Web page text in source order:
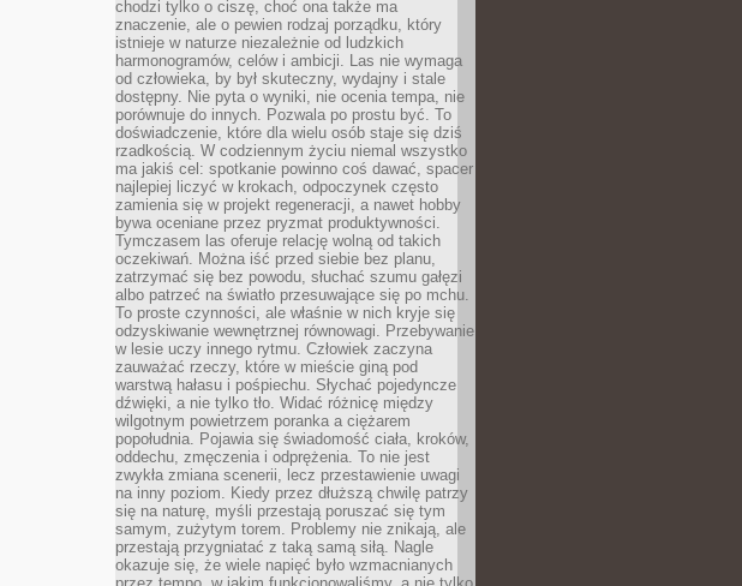
chodzi tylko o ciszę, choć ona także ma
znaczenie, ale o pewien rodzaj porządku, który
istnieje w naturze niezależnie od ludzkich
harmonogramów, celów i ambicji. Las nie wymaga
od człowieka, by był skuteczny, wydajny i stale
dostępny. Nie pyta o wyniki, nie ocenia tempa, nie
porównuje do innych. Pozwala po prostu być. To
doświadczenie, które dla wielu osób staje się dziś
rzadkością. W codziennym życiu niemal wszystko
ma jakiś cel: spotkanie powinno coś dawać, spacer
najlepiej liczyć w krokach, odpoczynek często
zamienia się w projekt regeneracji, a nawet hobby
bywa oceniane przez pryzmat produktywności.
Tymczasem las oferuje relację wolną od takich
oczekiwań. Można iść przed siebie bez planu,
zatrzymać się bez powodu, słuchać szumu gałęzi
albo patrzeć na światło przesuwające się po mchu.
To proste czynności, ale właśnie w nich kryje się
odzyskiwanie wewnętrznej równowagi. Przebywanie
w lesie uczy innego rytmu. Człowiek zaczyna
zauważać rzeczy, które w mieście giną pod
warstwą hałasu i pośpiechu. Słychać pojedyncze
dźwięki, a nie tylko tło. Widać różnicę między
wilgotnym powietrzem poranka a ciężarem
popołudnia. Pojawia się świadomość ciała, kroków,
oddechu, zmęczenia i odprężenia. To nie jest
zwykła zmiana scenerii, lecz przestawienie uwagi
na inny poziom. Kiedy przez dłuższą chwilę patrzy
się na naturę, myśli przestają poruszać się tym
samym, zużytym torem. Problemy nie znikają, ale
przestają przygniatać z taką samą siłą. Nagle
okazuje się, że wiele napięć było wzmacnianych